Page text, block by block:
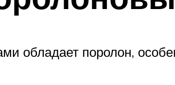
обладает поролон,